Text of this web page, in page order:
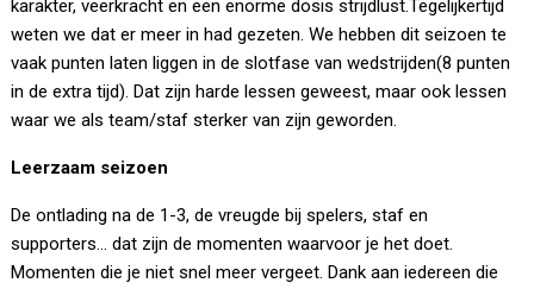
karakter, veerkracht en een enorme dosis strijdlust.Tegelijkertijd
weten we dat er meer in had gezeten. We hebben dit seizoen te
vaak punten laten liggen in de slotfase van wedstrijden(8 punten
in de extra tijd). Dat zijn harde lessen geweest, maar ook lessen
waar we als team/staf sterker van zijn geworden.
Leerzaam seizoen
De ontlading na de 1-3, de vreugde bij spelers, staf en
supporters… dat zijn de momenten waarvoor je het doet.
Momenten die je niet snel meer vergeet. Dank aan iedereen die